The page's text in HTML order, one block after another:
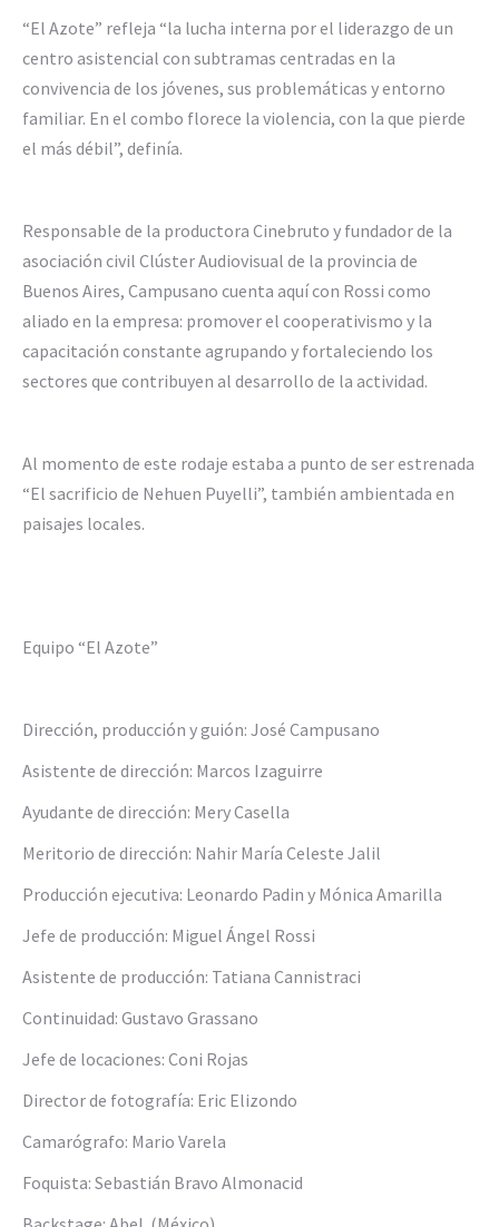
“El Azote” refleja “la lucha interna por el liderazgo de un
centro asistencial con subtramas centradas en la
convivencia de los jóvenes, sus problemáticas y entorno
familiar. En el combo florece la violencia, con la que pierde
el más débil”, definía.
Responsable de la productora Cinebruto y fundador de la
asociación civil Clúster Audiovisual de la provincia de
Buenos Aires, Campusano cuenta aquí con Rossi como
aliado en la empresa: promover el cooperativismo y la
capacitación constante agrupando y fortaleciendo los
sectores que contribuyen al desarrollo de la actividad.
Al momento de este rodaje estaba a punto de ser estrenada
“El sacrificio de Nehuen Puyelli”, también ambientada en
paisajes locales.
Equipo “El Azote”
Dirección, producción y guión: José Campusano
Asistente de dirección: Marcos Izaguirre
Ayudante de dirección: Mery Casella
Meritorio de dirección: Nahir María Celeste Jalil
Producción ejecutiva: Leonardo Padin y Mónica Amarilla
Jefe de producción: Miguel Ángel Rossi
Asistente de producción: Tatiana Cannistraci
Continuidad: Gustavo Grassano
Jefe de locaciones: Coni Rojas
Director de fotografía: Eric Elizondo
Camarógrafo: Mario Varela
Foquista: Sebastián Bravo Almonacid